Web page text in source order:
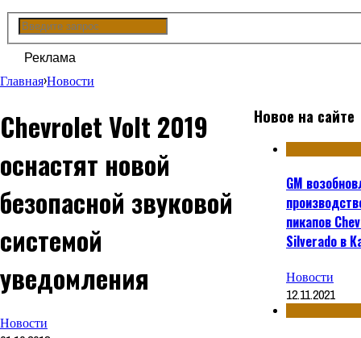
Реклама
Главная›Новости
Chevrolet Volt 2019
оснастят новой
безопасной звуковой
системой
уведомления
Новости
Новое на сайте
GM
пикапов
Silverado в
Новости
12.11.2021